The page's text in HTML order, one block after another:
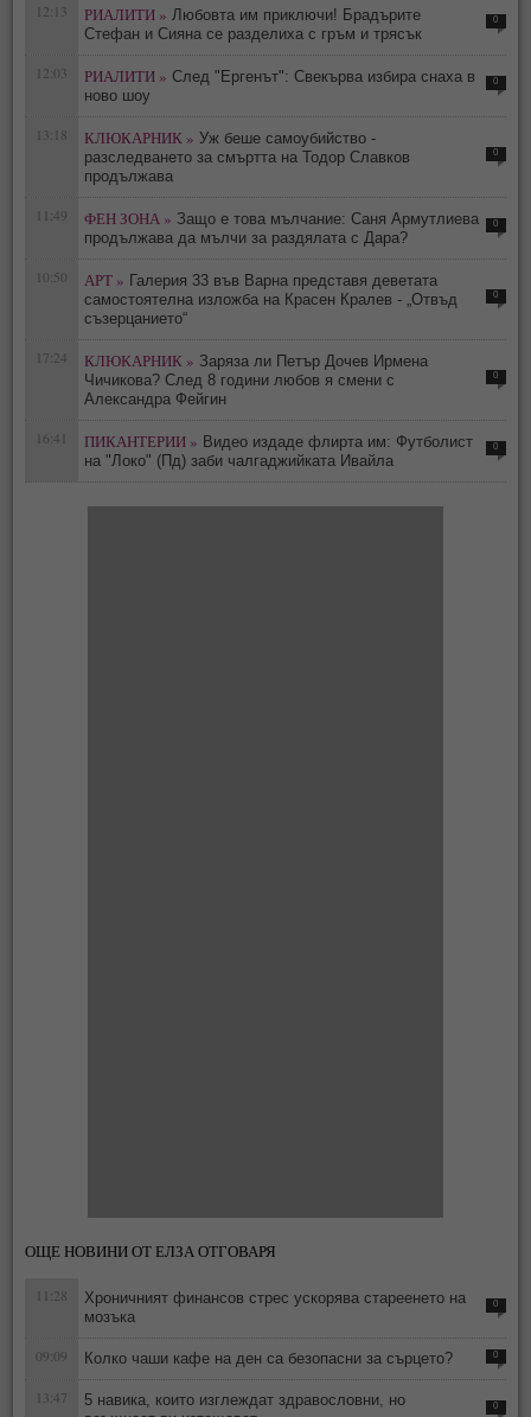
12:13 РИАЛИТИ » Любовта им приключи! Брадърите
Стефан и Сияна се разделиха с гръм и трясък
0
12:03 РИАЛИТИ » След "Ергенът": Свекърва избира снаха в
ново шоу
0
13:18 КЛЮКАРНИК » Уж беше самоубийство -
разследването за смъртта на Тодор Славков
продължава
0
11:49 ФЕН ЗОНА » Защо е това мълчание: Саня Армутлиева
продължава да мълчи за раздялата с Дара?
0
10:50 АРТ » Галерия 33 във Варна представя деветата
самостоятелна изложба на Красен Кралев - „Отвъд
съзерцанието“
0
17:24 КЛЮКАРНИК » Заряза ли Петър Дочев Ирмена
Чичикова? След 8 години любов я смени с
Александра Фейгин
0
16:41 ПИКАНТЕРИИ » Видео издаде флирта им: Футболист
на "Локо" (Пд) заби чалгаджийката Ивайла
0
ОЩЕ НОВИНИ ОТ ЕЛЗА ОТГОВАРЯ
11:28
Хроничният финансов стрес ускорява стареенето на
мозъка
0
09:09 Колко чаши кафе на ден са безопасни за сърцето? 0
13:47
5 навика, които изглеждат здравословни, но
0